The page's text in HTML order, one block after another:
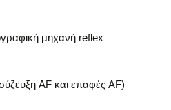
μηχανή reflex
AF και επαφές AF)